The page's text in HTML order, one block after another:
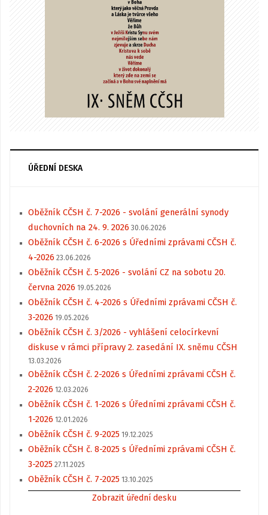
ÚŘEDNÍ DESKA
Oběžník CČSH č. 7-2026 - svolání generální synody
duchovních na 24. 9. 2026 30.06.2026
Oběžník CČSH č. 6-2026 s Úředními zprávami CČSH č.
4-2026 23.06.2026
Oběžník CČSH č. 5-2026 - svolání CZ na sobotu 20.
června 2026 19.05.2026
Oběžník CČSH č. 4-2026 s Úředními zprávami CČSH č.
3-2026 19.05.2026
Oběžník CČSH č. 3/2026 - vyhlášení celocírkevní
diskuse v rámci přípravy 2. zasedání IX. sněmu CČSH
13.03.2026
Oběžník CČSH č. 2-2026 s Úředními zprávami CČSH č.
2-2026 12.03.2026
Oběžník CČSH č. 1-2026 s Úředními zprávami CČSH č.
1-2026 12.01.2026
Oběžník CČSH č. 9-2025 19.12.2025
Oběžník CČSH č. 8-2025 s Úředními zprávami CČSH č.
3-2025 27.11.2025
Oběžník CČSH č. 7-2025 13.10.2025
Zobrazit úřední desku